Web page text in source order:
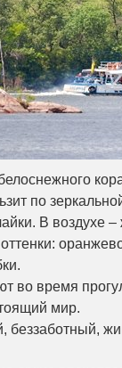
по
В воздухе
во время
мир.
беззаботный,